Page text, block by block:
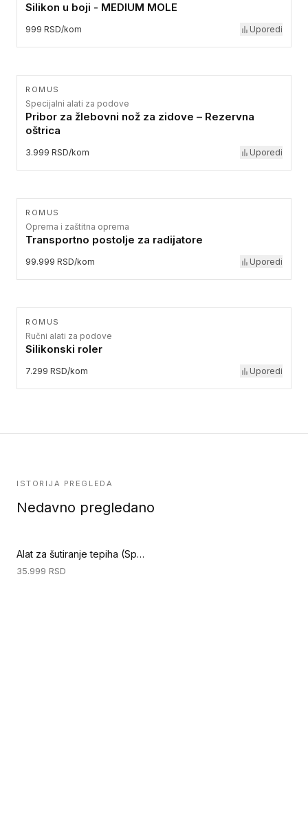
Silikon u boji - MEDIUM MOLE
999 RSD/kom Uporedi
ROMUS
Specijalni alati za podove
Pribor za žlebovni nož za zidove – Rezervna
oštrica
3.999 RSD/kom Uporedi
ROMUS
Oprema i zaštitna oprema
Transportno postolje za radijatore
99.999 RSD/kom Uporedi
ROMUS
Ručni alati za podove
Silikonski roler
7.299 RSD/kom Uporedi
ISTORIJA PREGLEDA
Nedavno pregledano
Alat za šutiranje tepiha (Specijalni alati za podove)
35.999 RSD